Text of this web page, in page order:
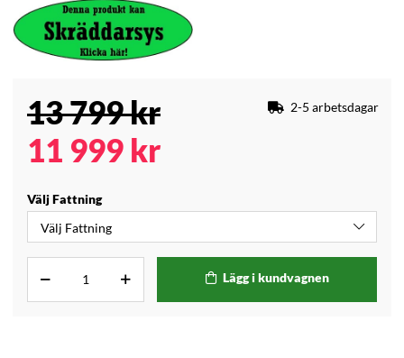
13 799kr
11 999 kr
2-5 arbetsdagar
Välj Fattning
Lägg i kundvagnen